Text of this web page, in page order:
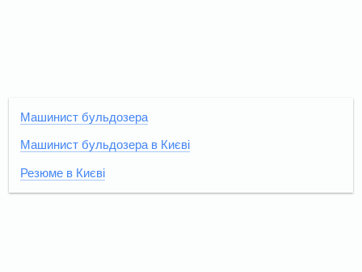
Машинист бульдозера
Машинист бульдозера в Києві
Резюме в Києві